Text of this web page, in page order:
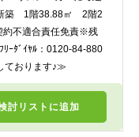
討リスト に追加
新築 1階38.88㎡ 2階2
不適合責任免責※残
ｰﾀﾞｲﾔﾙ：0120-84-880
ております♪≫